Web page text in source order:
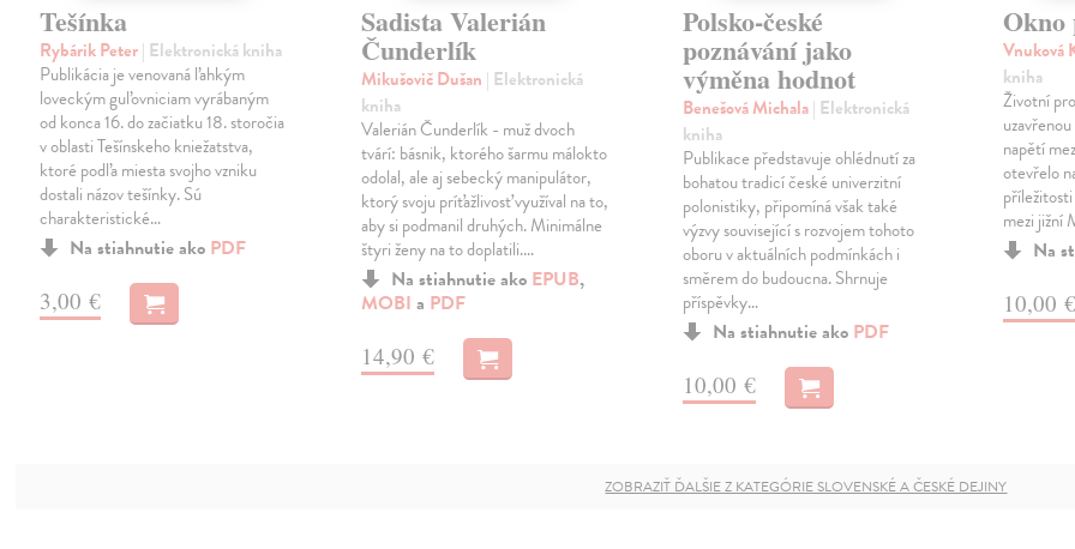
Tešínka
Rybárik Peter| Elektronická kniha
Publikácia je venovaná ľahkým
loveckým guľovniciam vyrábaným
od konca 16. do začiatku 18. storočia
v oblasti Tešínskeho kniežatstva,
ktoré podľa miesta svojho vzniku
dostali názov tešínky. Sú
charakteristické…
Na stiahnutie ako PDF
3,00 €
Sadista Valerián
Čunderlík
Mikušovič Dušan | Elektronická
kniha
Valerián Čunderlík - muž dvoch
tvárí: básnik, ktorého šarmu málokto
odolal, ale aj sebecký manipulátor,
ktorý svoju príťažlivosť využíval na to,
aby si podmanil druhých. Minimálne
štyri ženy na to doplatili.…
Na stiahnutie ako EPUB,
MOBI a PDF
14,90 €
Polsko-české
poznávání jako
výměna hodnot
Benešová Michala| Elektronická
kniha
Publikace představuje ohlédnutí za
bohatou tradicí české univerzitní
polonistiky, připomíná však také
výzvy související s rozvojem tohoto
oboru v aktuálních podmínkách i
směrem do budoucna. Shrnuje
příspěvky…
Na stiahnutie ako PDF
10,00 €
Vnuková
kniha
Životní
napětí
otevřelo
mezi jižní
Na
10,00 €
ZOBRAZIŤ ĎALŠIE Z KATEGÓRIE SLOVENSKÉ A ČESKÉ DEJINY